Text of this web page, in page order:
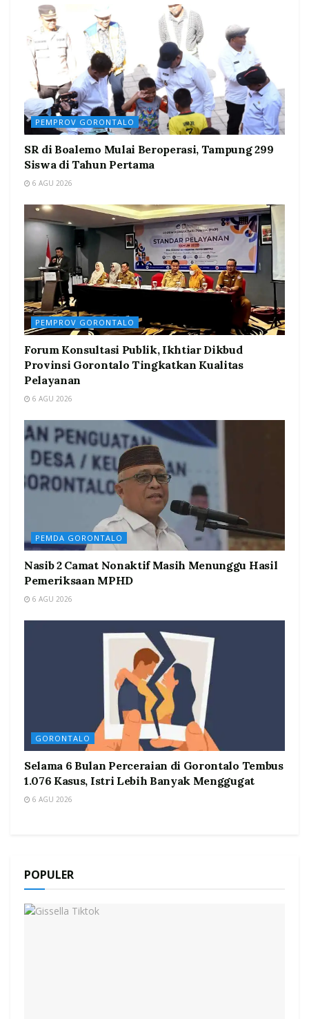
PEMPROV GORONTALO
SR di Boalemo Mulai Beroperasi, Tampung 299
Siswa di Tahun Pertama
6 AGU 2026
PEMPROV GORONTALO
Forum Konsultasi Publik, Ikhtiar Dikbud
Provinsi Gorontalo Tingkatkan Kualitas
Pelayanan
6 AGU 2026
PEMDA GORONTALO
Nasib 2 Camat Nonaktif Masih Menunggu Hasil
Pemeriksaan MPHD
6 AGU 2026
GORONTALO
Selama 6 Bulan Perceraian di Gorontalo Tembus
1.076 Kasus, Istri Lebih Banyak Menggugat
6 AGU 2026
POPULER